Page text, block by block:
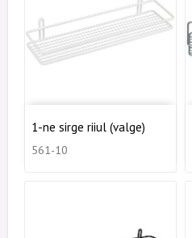
1-ne sirge riiul (valge)
561-10